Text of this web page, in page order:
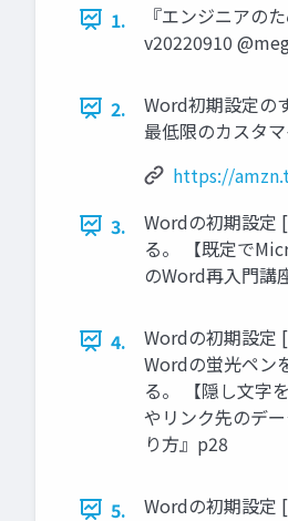
1.
『エンジニアの
v20220910
2.
Word初期設定の
最低限のカスタ
https://
3.
Wordの初期設定
る。 【既定で
のWord再入門講
4.
Wordの初期設定
Wordの蛍光ペン
る。 【隠し文字
やリンク先のデ
り方』p28
5.
Wordの初期設定